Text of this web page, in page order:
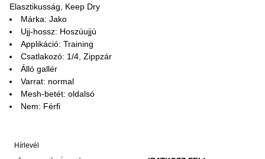
Elasztikusság, Keep Dry
Márka: Jako
Ujj-hossz: Hoszúujjú
Applikáció: Training
Csatlakozó: 1/4, Zippzár
Álló gallér
Varrat: normal
Mesh-betét: oldalsó
Nem: Férfi
Hírlevél